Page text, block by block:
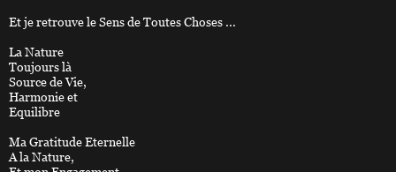
Et je retrouve le Sens de Toutes Choses ...
La Nature
Toujours là
Source de Vie,
Harmonie et
Equilibre
Ma Gratitude Eternelle
A la Nature,